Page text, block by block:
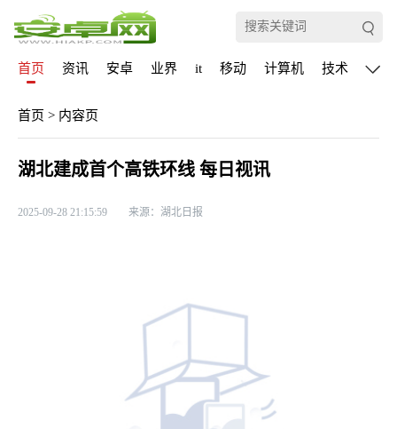
首页 资讯 安卓 业界 it 移动 计算机 技术 通信
首页 > 内容页
湖北建成首个高铁环线 每日视讯
2025-09-28 21:15:59 来源：湖北日报